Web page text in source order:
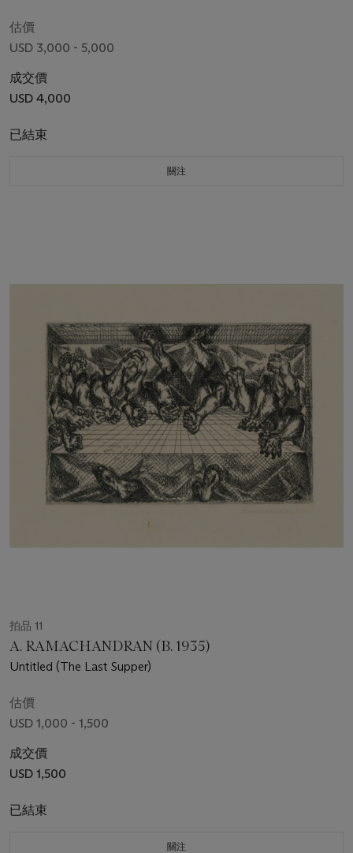
估價
USD 3,000 - 5,000
成交價
USD 4,000
已結束
關注
拍品 11
A. RAMACHANDRAN (B. 1935)
Untitled (The Last Supper)
估價
USD 1,000 - 1,500
成交價
USD 1,500
已結束
關注